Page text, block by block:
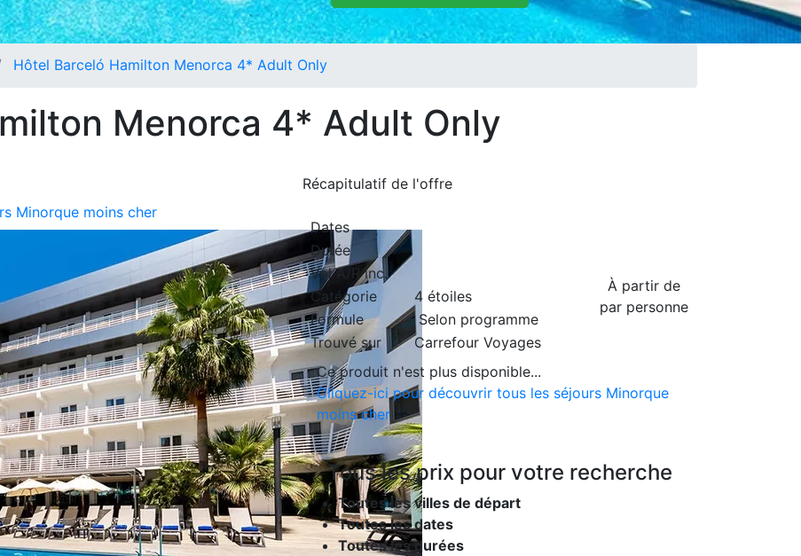
Hôtel Barceló Hamilton Menorca 4* Adult Only
Menorca 4* Adult Only
Minorque moins cher
Récapitulatif de l'offre
Dates
Durée
À partir de
par personne
Vol A/R inc.
Catégorie
4 étoiles
Formule
Selon programme
Trouvé sur
Carrefour Voyages
Ce produit n'est plus disponible...
Cliquez-ici pour découvrir tous les séjours Minorque
moins cher
Tous les prix pour votre recherche
Toutes les villes de départ
Toutes les dates
Toutes les durées